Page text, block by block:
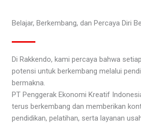
Belajar, Berkembang, dan Percaya Diri
Di Rakkendo, kami percaya bahwa
potensi untuk berkembang melalui
bermakna.
PT Penggerak Ekonomi Kreatif
terus berkembang dan memberikan
pendidikan, pelatihan, serta layanan